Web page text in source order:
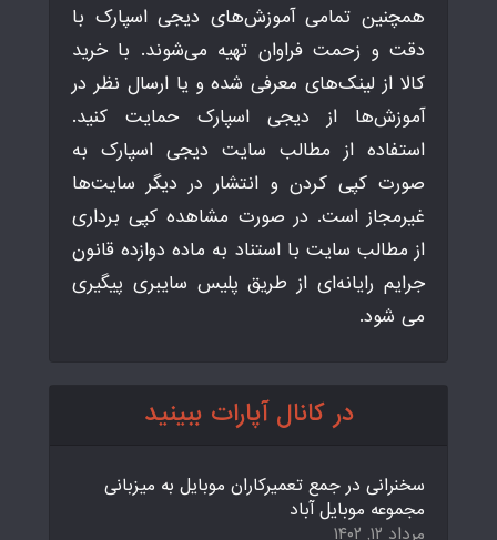
همچنین تمامی آموزش‌های دیجی اسپارک با
دقت و زحمت فراوان تهیه می‌شوند. با خرید
کالا از لینک‌های معرفی شده و یا ارسال نظر در
آموزش‌ها از دیجی اسپارک حمایت کنید.
استفاده از مطالب سایت دیجی اسپارک به
صورت کپی کردن و انتشار در دیگر سایت‌ها
غیرمجاز است. در صورت مشاهده کپی برداری
از مطالب سایت با استناد به ماده دوازده قانون
جرایم رایانه‌ای از طریق پلیس سایبری پیگیری
می شود.
در کانال آپارات ببینید
سخنرانی در جمع تعمیرکاران موبایل به میزبانی
مجموعه موبایل آباد